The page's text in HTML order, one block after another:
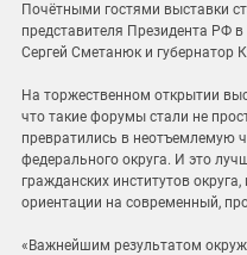
Почётными гостями выставки
представителя Президента РФ
Сергей Сметанюк и губернатор
На торжественном открытии
что такие форумы стали не
превратились в неотъемлемую
федерального округа. И это
гражданских институтов
ориентации на современный,
«Важнейшим результатом